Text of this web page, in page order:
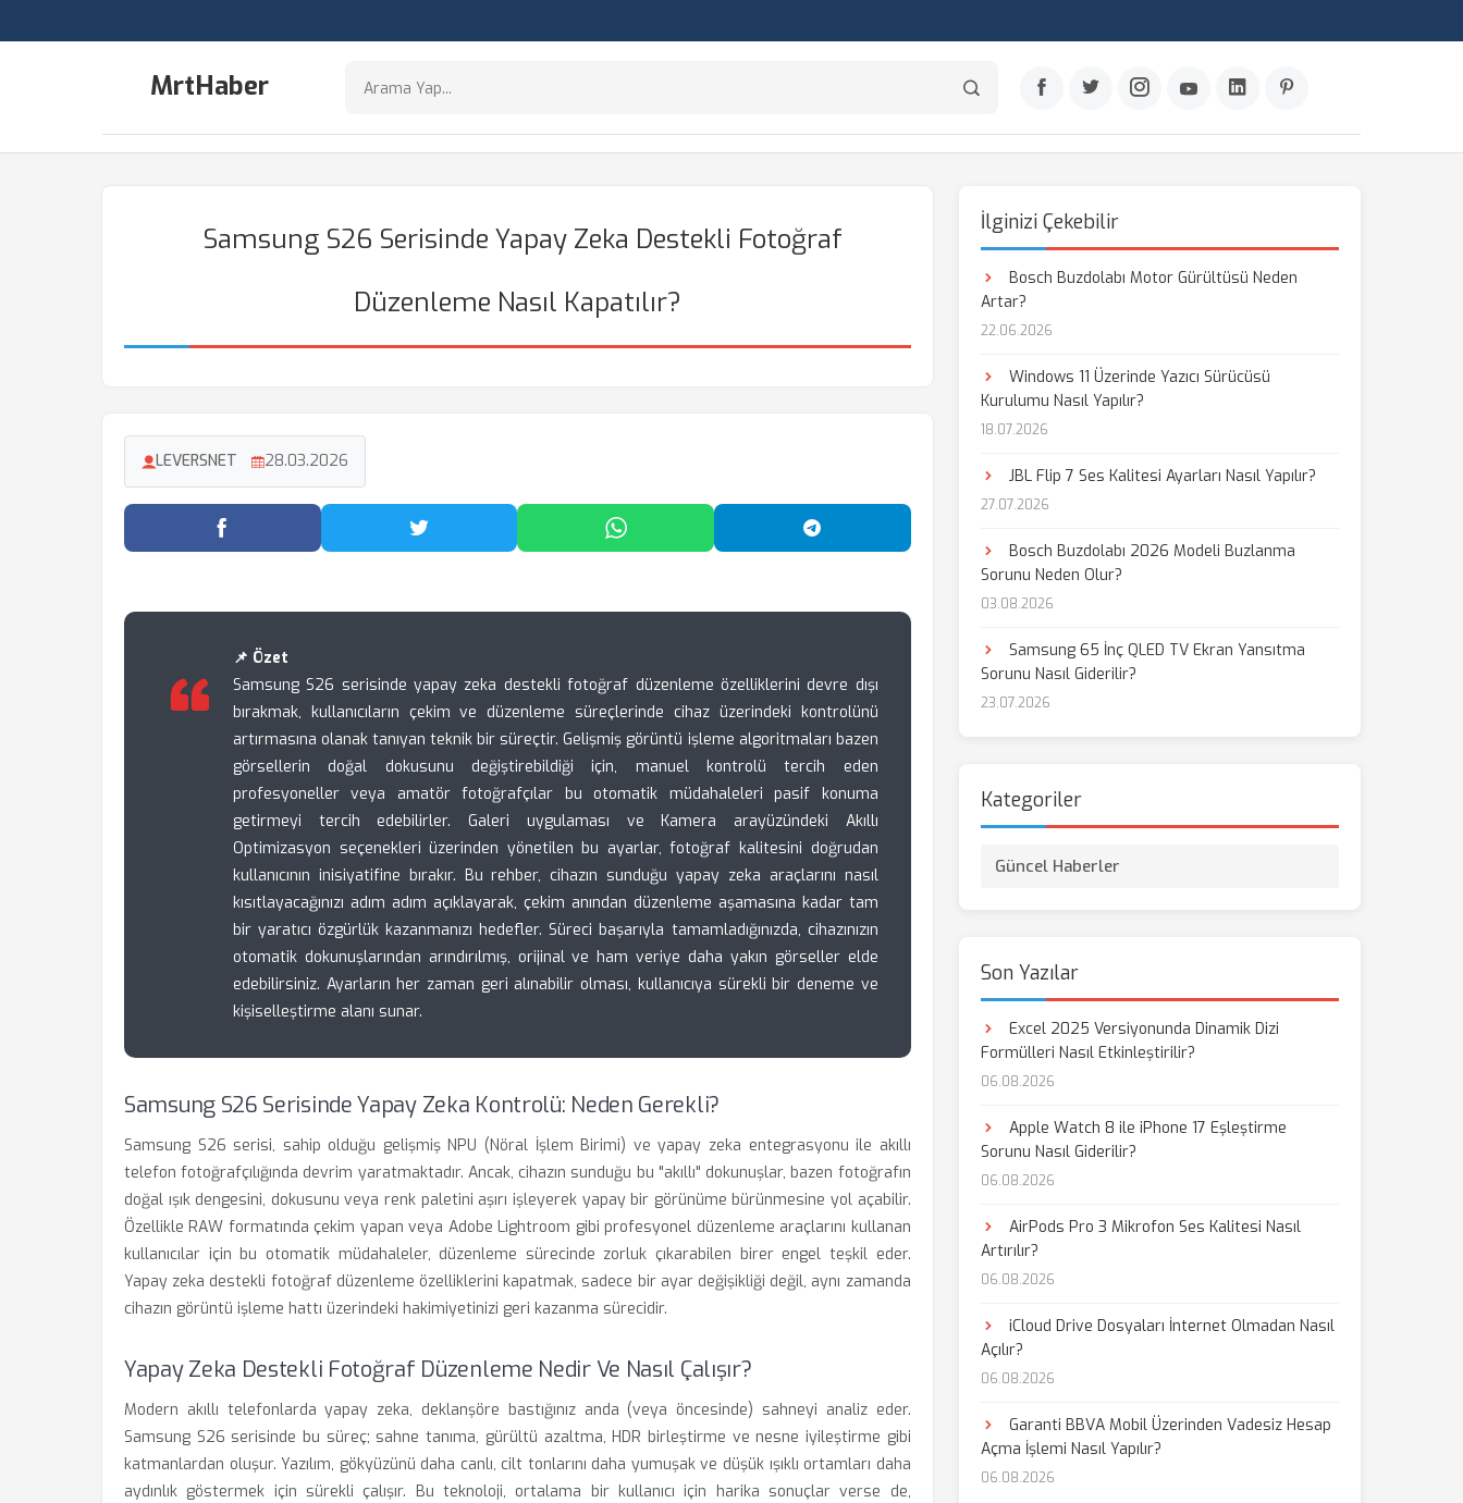
MrtHaber
Samsung S26 Serisinde Yapay Zeka Destekli Fotoğraf
Düzenleme Nasıl Kapatılır?
LEVERSNET 28.03.2026
Facebook'ta Paylaş Twitter'da Paylaş WhatsApp'ta Paylaş Telegram'da Paylaş
📌 Özet
Samsung S26 serisinde yapay zeka destekli fotoğraf düzenleme özelliklerini devre dışı
bırakmak, kullanıcıların çekim ve düzenleme süreçlerinde cihaz üzerindeki kontrolünü
artırmasına olanak tanıyan teknik bir süreçtir. Gelişmiş görüntü işleme algoritmaları bazen
görsellerin doğal dokusunu değiştirebildiği için, manuel kontrolü tercih eden
profesyoneller veya amatör fotoğrafçılar bu otomatik müdahaleleri pasif konuma
getirmeyi tercih edebilirler. Galeri uygulaması ve Kamera arayüzündeki Akıllı
Optimizasyon seçenekleri üzerinden yönetilen bu ayarlar, fotoğraf kalitesini doğrudan
kullanıcının inisiyatifine bırakır. Bu rehber, cihazın sunduğu yapay zeka araçlarını nasıl
kısıtlayacağınızı adım adım açıklayarak, çekim anından düzenleme aşamasına kadar tam
bir yaratıcı özgürlük kazanmanızı hedefler. Süreci başarıyla tamamladığınızda, cihazınızın
otomatik dokunuşlarından arındırılmış, orijinal ve ham veriye daha yakın görseller elde
edebilirsiniz. Ayarların her zaman geri alınabilir olması, kullanıcıya sürekli bir deneme ve
kişiselleştirme alanı sunar.
Samsung S26 Serisinde Yapay Zeka Kontrolü: Neden Gerekli?
Samsung S26 serisi, sahip olduğu gelişmiş NPU (Nöral İşlem Birimi) ve yapay zeka entegrasyonu ile akıllı
telefon fotoğrafçılığında devrim yaratmaktadır. Ancak, cihazın sunduğu bu "akıllı" dokunuşlar, bazen fotoğrafın
doğal ışık dengesini, dokusunu veya renk paletini aşırı işleyerek yapay bir görünüme bürünmesine yol açabilir.
Özellikle RAW formatında çekim yapan veya Adobe Lightroom gibi profesyonel düzenleme araçlarını kullanan
kullanıcılar için bu otomatik müdahaleler, düzenleme sürecinde zorluk çıkarabilen birer engel teşkil eder.
Yapay zeka destekli fotoğraf düzenleme özelliklerini kapatmak, sadece bir ayar değişikliği değil, aynı zamanda
cihazın görüntü işleme hattı üzerindeki hakimiyetinizi geri kazanma sürecidir.
Yapay Zeka Destekli Fotoğraf Düzenleme Nedir Ve Nasıl Çalışır?
Modern akıllı telefonlarda yapay zeka, deklanşöre bastığınız anda (veya öncesinde) sahneyi analiz eder.
Samsung S26 serisinde bu süreç; sahne tanıma, gürültü azaltma, HDR birleştirme ve nesne iyileştirme gibi
katmanlardan oluşur. Yazılım, gökyüzünü daha canlı, cilt tonlarını daha yumuşak ve düşük ışıklı ortamları daha
aydınlık göstermek için sürekli çalışır. Bu teknoloji, ortalama bir kullanıcı için harika sonuçlar verse de,
İlginizi Çekebilir
Bosch Buzdolabı Motor Gürültüsü Neden
Artar?
22.06.2026
Windows 11 Üzerinde Yazıcı Sürücüsü
Kurulumu Nasıl Yapılır?
18.07.2026
JBL Flip 7 Ses Kalitesi Ayarları Nasıl Yapılır?
27.07.2026
Bosch Buzdolabı 2026 Modeli Buzlanma
Sorunu Neden Olur?
03.08.2026
Samsung 65 İnç QLED TV Ekran Yansıtma
Sorunu Nasıl Giderilir?
23.07.2026
Kategoriler
Güncel Haberler
Son Yazılar
Excel 2025 Versiyonunda Dinamik Dizi
Formülleri Nasıl Etkinleştirilir?
06.08.2026
Apple Watch 8 ile iPhone 17 Eşleştirme
Sorunu Nasıl Giderilir?
06.08.2026
AirPods Pro 3 Mikrofon Ses Kalitesi Nasıl
Artırılır?
06.08.2026
iCloud Drive Dosyaları İnternet Olmadan Nasıl
Açılır?
06.08.2026
Garanti BBVA Mobil Üzerinden Vadesiz Hesap
Açma İşlemi Nasıl Yapılır?
06.08.2026